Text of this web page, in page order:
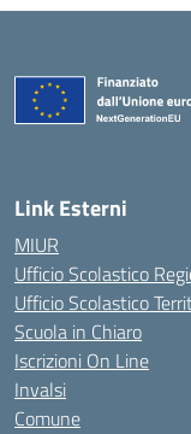
Link Esterni
MIUR
Ufficio Scolastico
Ufficio Scolastico
Scuola in Chiaro
Iscrizioni On Line
Invalsi
Comune